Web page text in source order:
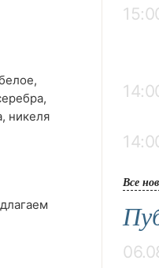
никеля
Все